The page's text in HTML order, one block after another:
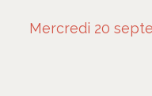
Mercredi 20